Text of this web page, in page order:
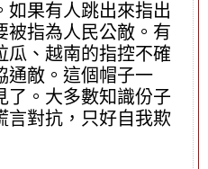
如果有人跳出來指出
被指為人民公敵。有
瓜、越南的指控不確
通敵。這個帽子一
了。大多數知識份子
言對抗，只好自我欺